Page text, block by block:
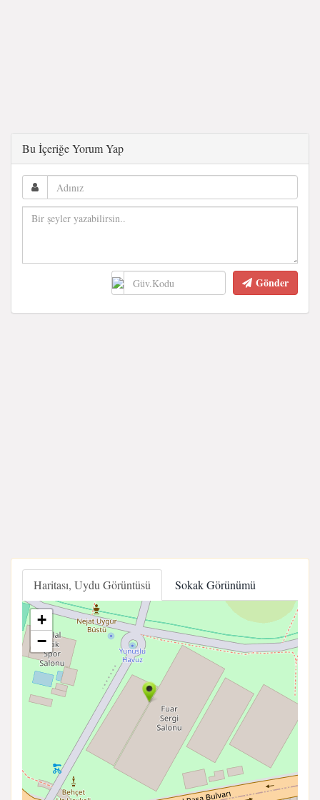
Bu İçeriğe Yorum Yap
Gönder
Haritası, Uydu Görüntüsü Sokak Görünümü
+
−